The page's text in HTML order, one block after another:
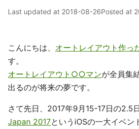
Last updated at 2018-08-26Posted at
こんにちは、 オートレイアウト作っ
す。
オートレイアウト○○マンが全員集
出るのが将来の夢です。
さて先日、2017年9月15-17日の2.5
Japan 2017というiOSの一大イベン